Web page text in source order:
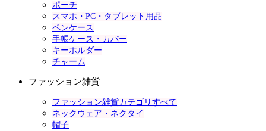
ポーチ
スマホ・PC・タブレット用品
ペンケース
手帳ケース・カバー
キーホルダー
チャーム
ファッション雑貨
ファッション雑貨カテゴリすべて
ネックウェア・ネクタイ
帽子